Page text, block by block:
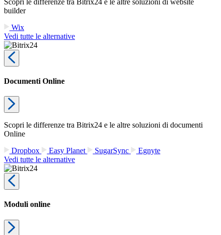
builder
Wix
Vedi tutte le alternative
Documenti Online
Scopri le differenze tra Bitrix24 e le altre soluzioni di documenti
Online
Dropbox
Easy Planet SugarSync
Egnyte
Vedi tutte le alternative
Moduli online